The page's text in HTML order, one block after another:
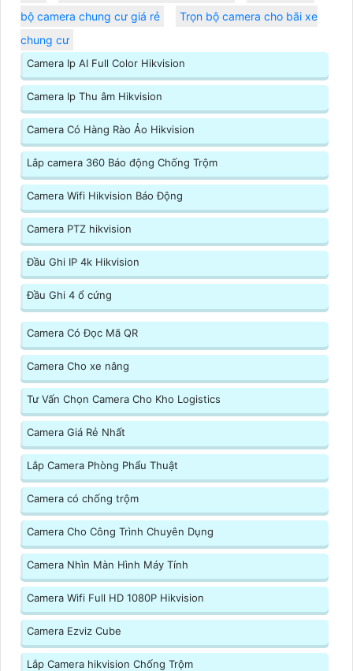
bộ camera chung cư giá rẻ
Trọn bộ camera cho bãi xe
chung cư
Camera Ip AI Full Color Hikvision
Camera Ip Thu âm Hikvision
Camera Có Hàng Rào Ảo Hikvision
Lắp camera 360 Báo động Chống Trộm
Camera Wifi Hikvision Báo Động
Camera PTZ hikvision
Đầu Ghi IP 4k Hikvision
Đầu Ghi 4 ổ cứng
Camera Có Đọc Mã QR
Camera Cho xe nâng
Tư Vấn Chọn Camera Cho Kho Logistics
Camera Giá Rẻ Nhất
Lắp Camera Phòng Phẩu Thuật
Camera có chống trộm
Camera Cho Công Trình Chuyên Dụng
Camera Nhìn Màn Hình Máy Tính
Camera Wifi Full HD 1080P Hikvision
Camera Ezviz Cube
Lắp Camera hikvision Chống Trộm